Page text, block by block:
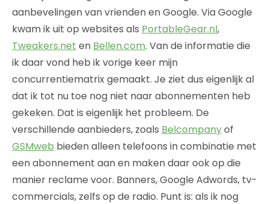
aanbevelingen van vrienden en Google. Via Google
kwam ik uit op websites als PortableGear.nl,
Tweakers.net en Bellen.com. Van de informatie die
ik daar vond heb ik vorige keer mijn
concurrentiematrix gemaakt. Je ziet dus eigenlijk al
dat ik tot nu toe nog niet naar abonnementen heb
gekeken. Dat is eigenlijk het probleem. De
verschillende aanbieders, zoals Belcompanyof
GSMweb bieden alleen telefoons in combinatie met
een abonnement aan en maken daar ook op die
manier reclame voor. Banners, Google Adwords, tv-
commercials, zelfs op de radio. Punt is: als ik nog